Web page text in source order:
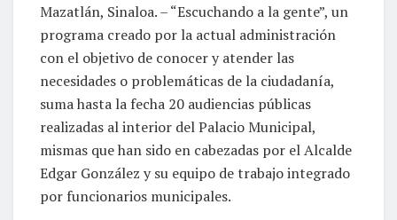
Mazatlán, Sinaloa. – “Escuchando a la gente”, un
programa creado por la actual administración
con el objetivo de conocer y atender las
necesidades o problemáticas de la ciudadanía,
suma hasta la fecha 20 audiencias públicas
realizadas al interior del Palacio Municipal,
mismas que han sido en cabezadas por el Alcalde
Edgar González y su equipo de trabajo integrado
por funcionarios municipales.